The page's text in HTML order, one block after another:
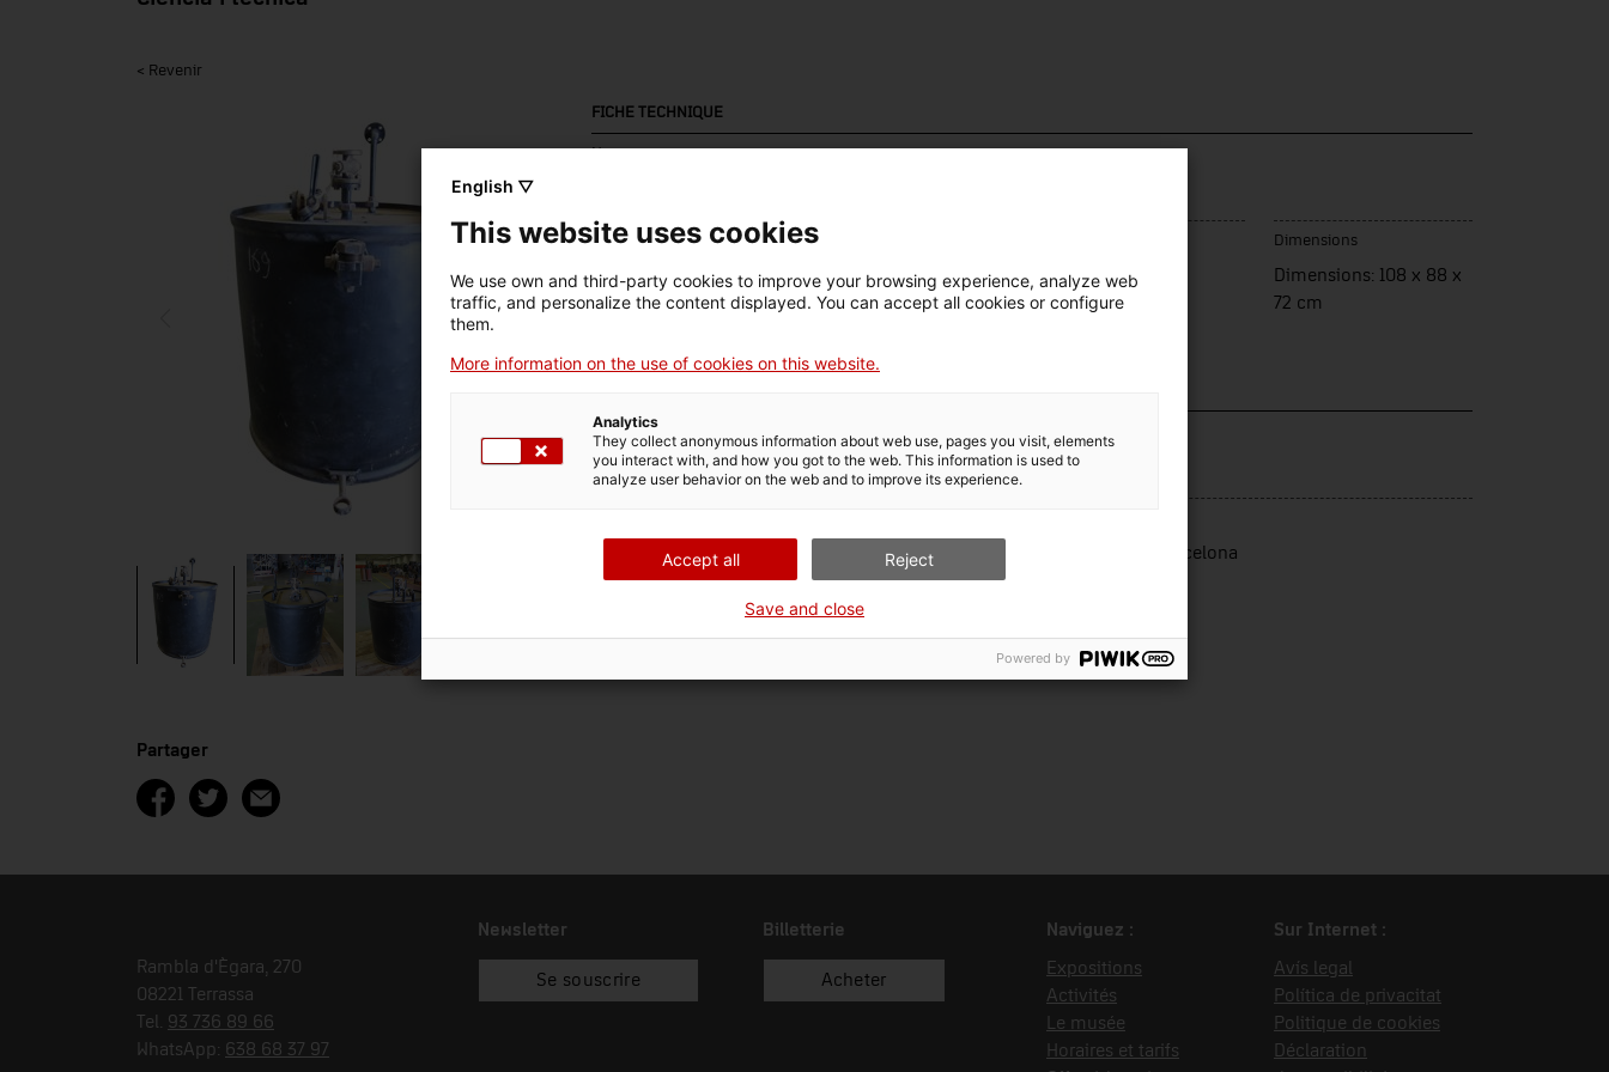
< Revenir
FICHE TECHNIQUE
Nom
Numéro d'inventaire
1558.3 1922 Winterthur
Dimensions
Dimensions: 108 x 88 x
72 cm
Domaine thématique
Ciència i tècnica Energia
08/07/1983 Diputació de Barcelona
Partager
Rambla d'Ègara, 270
08221 Terrassa
Tel. 93 736 89 66
WhatsApp: 638 68 37 97
Newsletter
Se souscrire
Billetterie
Acheter
Naviguez :
Expositions
Activités
Le musée
Horaires et tarifs
Sur Internet :
Avís legal
Política de privacitat
Politique de cookies
Déclaration
English ▽
This website uses cookies
We use own and third-party cookies to improve your browsing experience, analyze web
traffic, and personalize the content displayed. You can accept all cookies or configure
them.
More information on the use of cookies on this website.
Analytics
They collect anonymous information about web use, pages you visit, elements
you interact with, and how you got to the web. This information is used to
analyze user behavior on the web and to improve its experience.
Accept all Reject
Save and close
Powered by